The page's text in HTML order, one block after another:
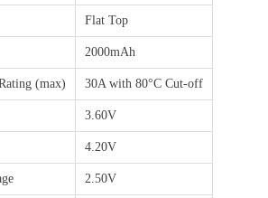
Flat Top
2000mAh
(max) 30A with 80°C Cut-off
3.60V
4.20V
2.50V